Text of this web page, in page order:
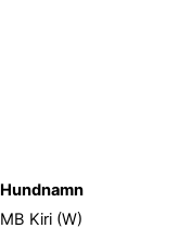
Hundnamn
MB Kiri (W)